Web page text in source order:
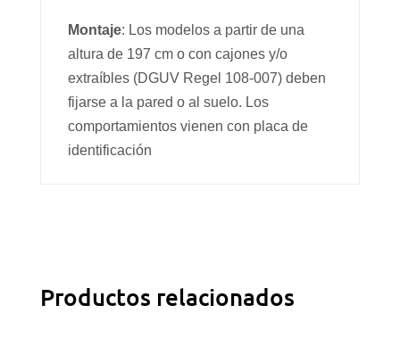
Montaje: Los modelos a partir de una
altura de 197 cm o con cajones y/o
extraíbles (DGUV Regel 108-007) deben
fijarse a la pared o al suelo. Los
comportamientos vienen con placa de
identificación
Productos relacionados